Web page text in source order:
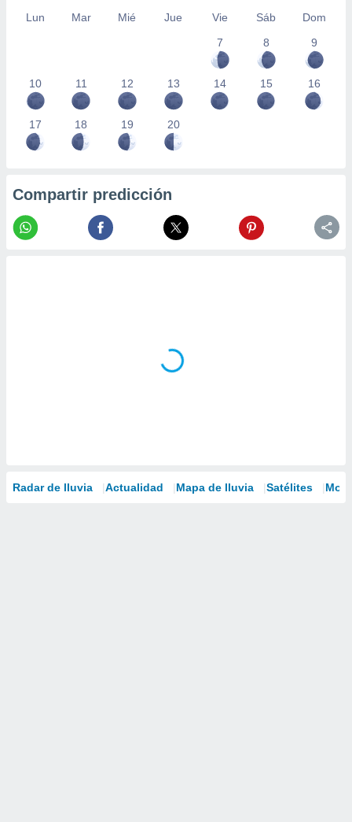
Lun Mar Mié Jue Vie Sáb
Dom
7
8 9
10 11 12 13 14 15 16
17 18 19 20
Compartir predicción
Radar de lluvia Actualidad Mapa de lluvia Satélites